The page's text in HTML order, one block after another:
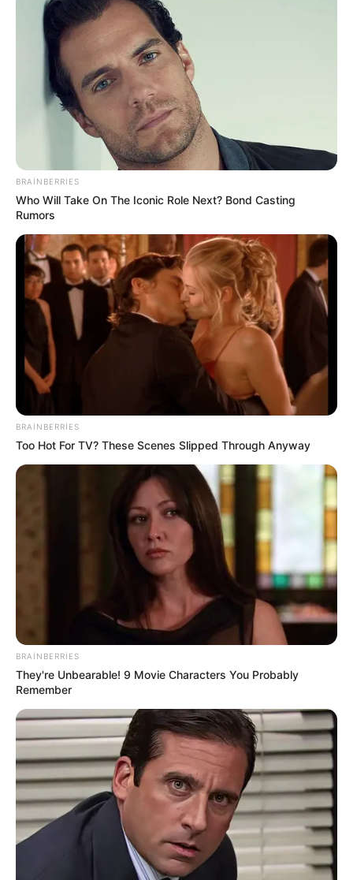
21:24 / 05 Avqust 2026
Kartdan-karta köçürmə ilə bağlı limitlər
bu banklarda işləmir
20:47 / 05 Avqust 2026 SİYASƏT
Təcili! İsrail hərəkətə keçdi -Bu ölkə
BOMBALANIR
91 0 0
19:59 / 05 Avqust 2026 ŞOU-BİZNES
satıram" — Aygün Kazımova ilə müsahibə
69 0 0
BRAINBERRIES
Who Will Take On The Iconic Role Next? Bond Casting
Rumors
BRAINBERRIES
Too Hot For TV? These Scenes Slipped Through Anyway
BRAINBERRIES
They're Unbearable! 9 Movie Characters You Probably
Remember